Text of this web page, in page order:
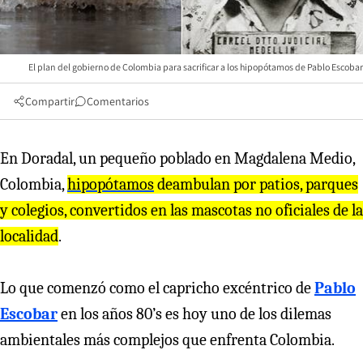
El plan del gobierno de Colombia para sacrificar a los hipopótamos de Pablo Escobar
Compartir Comentarios
En Doradal, un pequeño poblado en Magdalena Medio,
Colombia,hipopótamosdeambulan por patios, parques
y colegios, convertidos en las mascotas no oficiales de la
localidad.
Lo que comenzó como el capricho excéntrico dePablo
Escobaren los años 80’s es hoy uno de los dilemas
ambientales más complejos que enfrenta Colombia.